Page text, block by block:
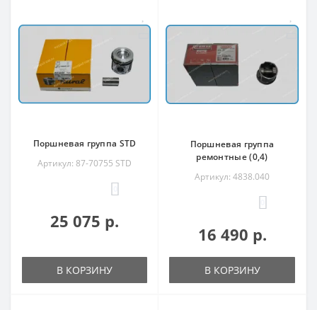
Поршневая группа STD
Артикул: 87-70755 STD
25 075 р.
В КОРЗИНУ
Поршневая группа
ремонтные (0,4)
Артикул: 4838.040
16 490 р.
В КОРЗИНУ